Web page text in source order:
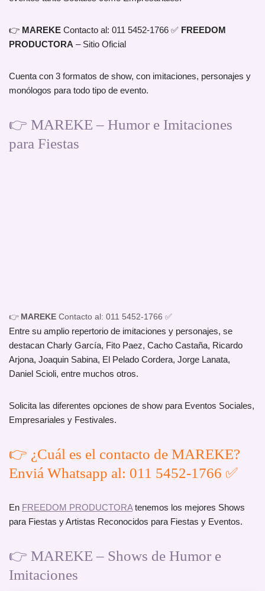
👉 MAREKE Contacto al: 011 5452-1766 ✅ FREEDOM
PRODUCTORA – Sitio Oficial
Cuenta con 3 formatos de show, con imitaciones, personajes y
monólogos para todo tipo de evento.
👉 MAREKE – Humor e Imitaciones
para Fiestas
👉 MAREKE Contacto al: 011 5452-1766 ✅
Entre su amplio repertorio de imitaciones y personajes, se
destacan Charly García, Fito Paez, Cacho Castaña, Ricardo
Arjona, Joaquin Sabina, El Pelado Cordera, Jorge Lanata,
Daniel Scioli, entre muchos otros.
Solicita las diferentes opciones de show para Eventos Sociales,
Empresariales y Festivales.
👉 ¿Cuál es el contacto de MAREKE?
Enviá Whatsapp al: 011 5452-1766 ✅
En FREEDOM PRODUCTORAtenemos los mejores Shows
para Fiestas y Artistas Reconocidos para Fiestas y Eventos.
👉 MAREKE – Shows de Humor e
Imitaciones